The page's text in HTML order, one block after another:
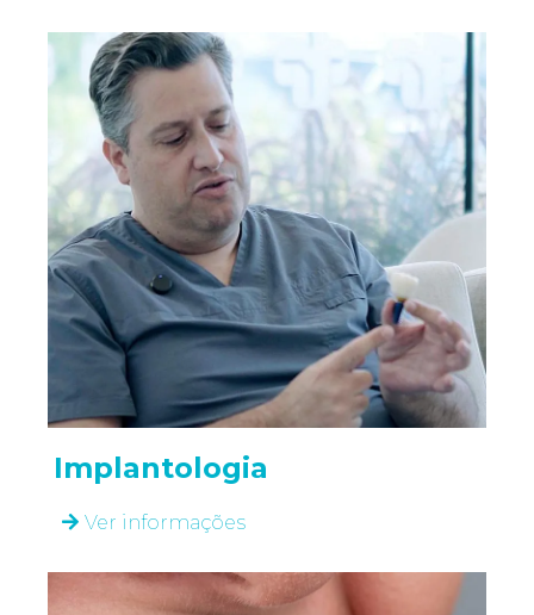
Implantologia
Ver informações